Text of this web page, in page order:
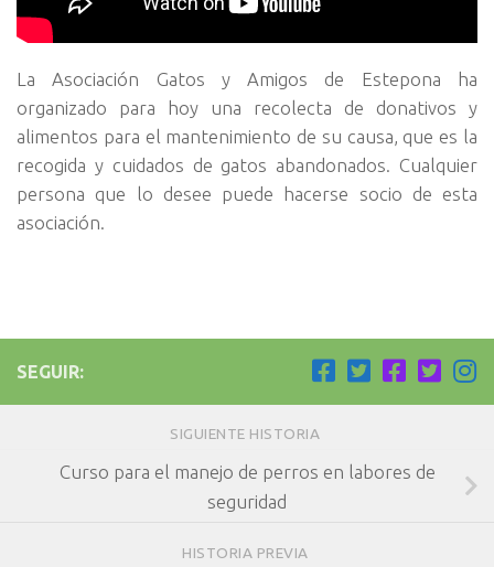
La Asociación Gatos y Amigos de Estepona ha
organizado para hoy una recolecta de donativos y
alimentos para el mantenimiento de su causa, que es la
recogida y cuidados de gatos abandonados. Cualquier
persona que lo desee puede hacerse socio de esta
asociación.
SEGUIR:
SIGUIENTE HISTORIA
Curso para el manejo de perros en labores de
seguridad
HISTORIA PREVIA